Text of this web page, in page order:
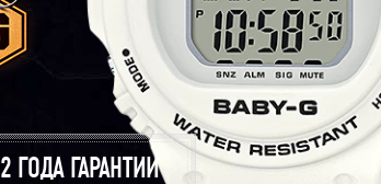
2 ГОДА ГАРАНТИИ